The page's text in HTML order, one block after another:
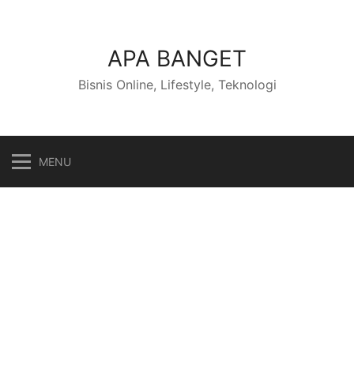
APA BANGET
Bisnis Online, Lifestyle, Teknologi
MENU